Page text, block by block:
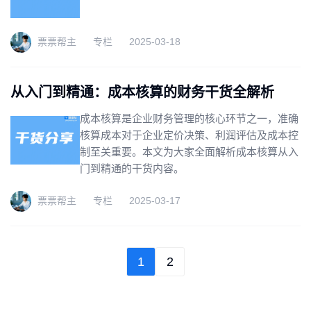
票票帮主 专栏 2025-03-18
从入门到精通：成本核算的财务干货全解析
成本核算是企业财务管理的核心环节之一，准确
核算成本对于企业定价决策、利润评估及成本控
制至关重要。本文为大家全面解析成本核算从入
门到精通的干货内容。
票票帮主 专栏 2025-03-17
1 2